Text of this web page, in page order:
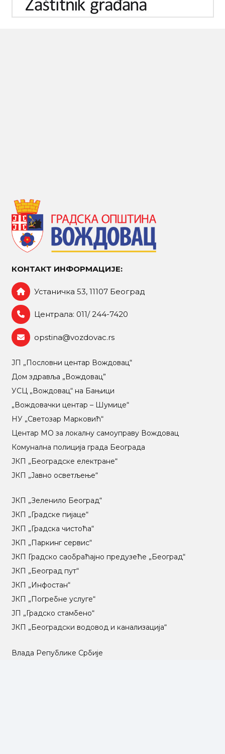
КОНТАКТ ИНФОРМАЦИЈЕ:
Устаничка 53, 11107 Београд
Централа: 011/ 244-7420
opstina@vozdovac.rs
ЈП „Пословни центар Вождовац“
Дом здравља „Вождовац”
УСЦ „Вождовац“ на Бањици
„Вождовачки центар – Шумице“
НУ „Светозар Марковић“
Центар МO за локалну самоуправу Вождовац
Комунална полиција града Београда
ЈКП „Београдске електране“
ЈКП „Јавно осветљење“
ЈКП „Зеленило Београд“
ЈКП „Градске пијаце“
ЈКП „Градска чистоћа“
ЈКП „Паркинг сервис“
ЈКП Градско саобраћајно предузеће „Београд“
ЈКП „Београд пут“
ЈКП „Инфостан“
ЈКП „Погребне услуге“
ЈП „Градско стамбено“
ЈКП „Београдски водовод и канализација“
Влада Републике Србије